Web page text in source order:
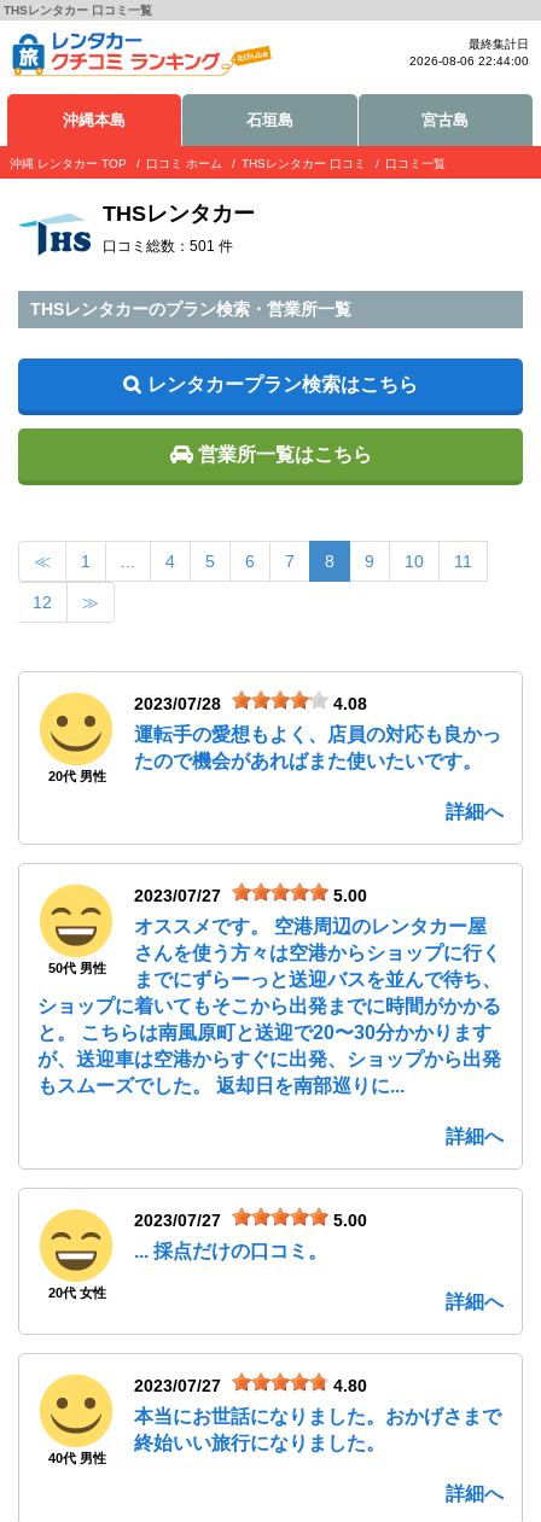
THSレンタカー 口コミ一覧
最終集計日
2026-08-06 22:44:00
沖縄本島 石垣島 宮古島
沖縄 レンタカー TOP 口コミ ホーム THSレンタカー 口コミ 口コミ一覧
THSレンタカー
口コミ総数：501 件
THSレンタカーのプラン検索・営業所一覧
レンタカープラン検索はこちら
営業所一覧はこちら
≪ 1 4 5 6 7 8 9 10 11
12 ≫
20代 男性
2023/07/28 4.08
運転手の愛想もよく、店員の対応も良かっ
たので機会があればまた使いたいです。
詳細へ
50代 男性
2023/07/27 5.00
オススメです。 空港周辺のレンタカー屋
さんを使う方々は空港からショップに行く
までにずらーっと送迎バスを並んで待ち、
ショップに着いてもそこから出発までに時間がかかる
と。 こちらは南風原町と送迎で20〜30分かかります
が、送迎車は空港からすぐに出発、ショップから出発
もスムーズでした。 返却日を南部巡りに...
詳細へ
20代 女性
2023/07/27 5.00
... 採点だけの口コミ。
詳細へ
40代 男性
2023/07/27 4.80
本当にお世話になりました。おかげさまで
終始いい旅行になりました。
詳細へ